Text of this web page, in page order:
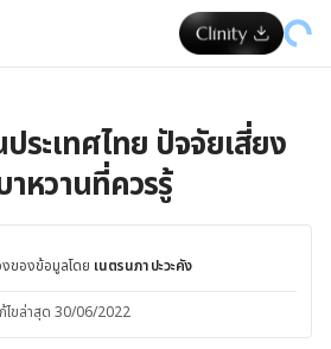
ระเทศไทย ปัจจัยเสี่ยง
าหวานที่ควรรู้
ของข้อมูลโดย เนตรนภา ปะวะคัง
ไขล่าสุด 30/06/2022